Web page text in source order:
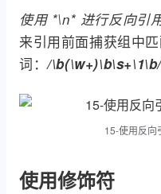
使用 *\n* 进行反向引用
来引用前面捕获组中
词：/
15-使用反
使用修饰符